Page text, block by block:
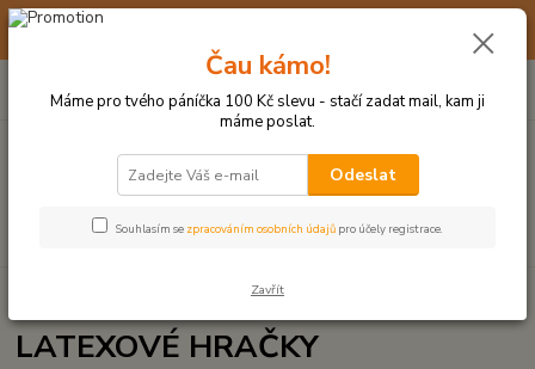
☀️ 10. - 14. SRPNA 2026 MÁME DOVOLENOU ☀️ OBJEDNÁVKY
Hledat
po–pá: 9–17 hod.
za0 Kč
LATEXOVÉ HRAČKY
LATEXOVÉ HRAČKY
Čau kámo!
Máme pro tvého páníčka 100 Kč slevu - stačí zadat mail, kam ji
máme poslat.
Odeslat
Souhlasím se zpracováním osobních údajů pro účely registrace.
Zavřít